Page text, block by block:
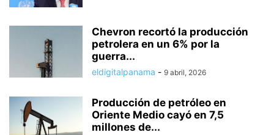
Chevron recortó la producción
petrolera en un 6% por la
guerra...
eldigitalpanama - 9 abril, 2026
Producción de petróleo en
Oriente Medio cayó en 7,5
millones de...